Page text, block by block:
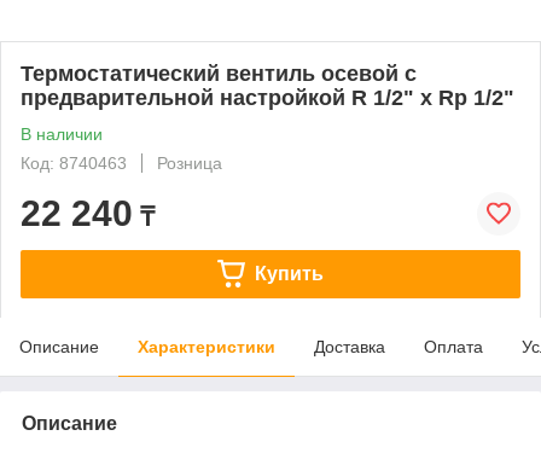
Термостатический вентиль осевой с
предварительной настройкой R 1/2" х Rp 1/2"
В наличии
Код: 8740463
Розница
22 240 ₸
Купить
Описание Характеристики Доставка Оплата
Описание